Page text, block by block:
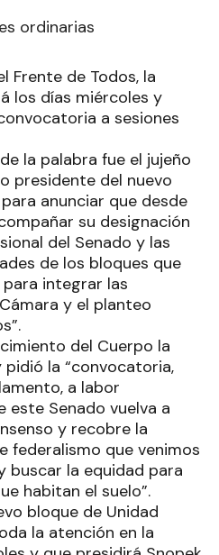
ordinarias
Frente de Todos, la
los días miércoles y
a sesiones
la palabra fue el jujeño
presidente del nuevo
anunciar que desde
su designación
del Senado y las
de los bloques que
integrar las
y el planteo
del Cuerpo la
la “convocatoria,
a labor
este Senado vuelva a
y recobre la
federalismo que venimos
buscar la equidad para
habitan el suelo”.
bloque de Unidad
la atención en la